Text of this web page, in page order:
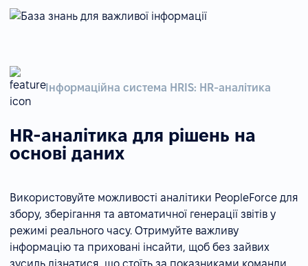
Інформаційна система HRIS: HR-аналітика
HR-аналітика для рішень на
основі даних
Використовуйте можливості аналітики PeopleForce для
збору, зберігання та автоматичної генерації звітів у
режимі реального часу. Отримуйте важливу
інформацію та приховані інсайти, щоб без зайвих